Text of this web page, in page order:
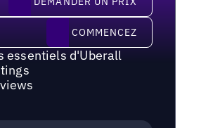
COMMENCEZ
essentiels d'Uberall